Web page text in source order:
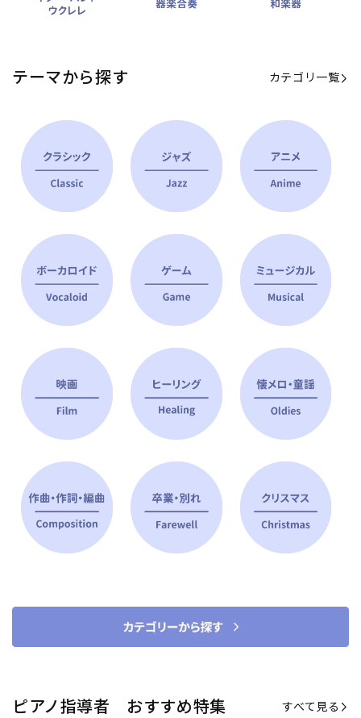
テーマから探す カテゴリ一覧
ピアノ指導者 おすすめ特集 すべて見る